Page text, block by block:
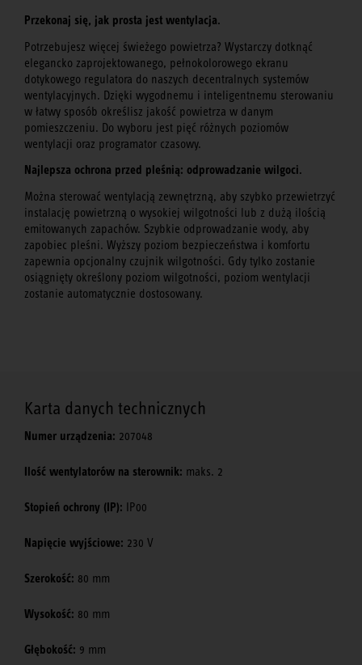
Przekonaj się, jak prosta jest wentylacja.
Potrzebujesz więcej świeżego powietrza? Wystarczy dotknąć
elegancko zaprojektowanego, pełnokolorowego ekranu
dotykowego regulatora do naszych decentralnych systemów
wentylacyjnych. Dzięki wygodnemu i inteligentnemu sterowaniu
w łatwy sposób określisz jakość powietrza w danym
pomieszczeniu. Do wyboru jest pięć różnych poziomów
wentylacji oraz programator czasowy.
Najlepsza ochrona przed pleśnią: odprowadzanie wilgoci.
Można sterować wentylacją zewnętrzną, aby szybko przewietrzyć
instalację powietrzną o wysokiej wilgotności lub z dużą ilością
emitowanych zapachów. Szybkie odprowadzanie wody, aby
zapobiec pleśni. Wyższy poziom bezpieczeństwa i komfortu
zapewnia opcjonalny czujnik wilgotności. Gdy tylko zostanie
osiągnięty określony poziom wilgotności, poziom wentylacji
zostanie automatycznie dostosowany.
Karta danych technicznych
Numer urządzenia: 207048
Ilość wentylatorów na sterownik: maks. 2
Stopień ochrony (IP): IP00
Napięcie wyjściowe: 230 V
Szerokość: 80 mm
Wysokość: 80 mm
Głębokość: 9 mm